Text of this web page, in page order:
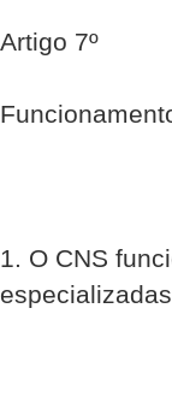
Artigo 7º
1. O CNS